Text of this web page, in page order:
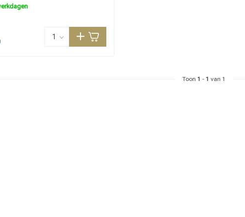
Toon 1 - 1 van 1